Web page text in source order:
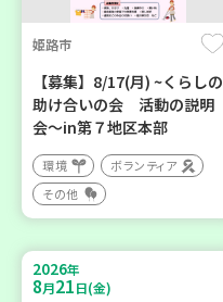
姫路市
【募集】8/17(月) ~くらしの
助け合いの会 活動の説明
会～in第７地区本部
環境
ボランティア
その他
2026年
8月21日(金)